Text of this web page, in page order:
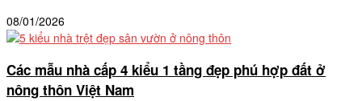
08/01/2026
Các mẫu nhà cấp 4 kiểu 1 tầng đẹp phú hợp đất ở
nông thôn Việt Nam